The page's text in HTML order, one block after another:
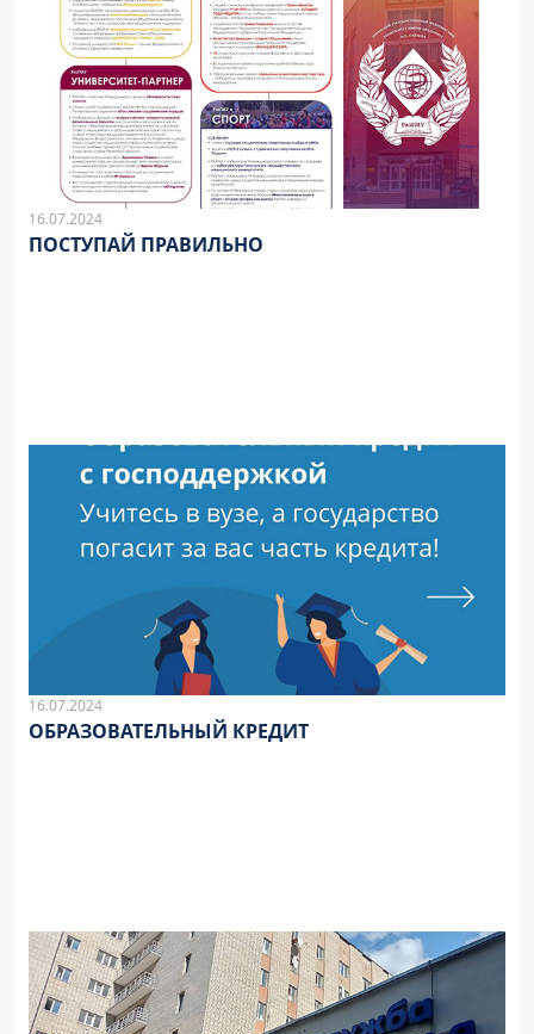
16.07.2024
ПОСТУПАЙ ПРАВИЛЬНО
16.07.2024
ОБРАЗОВАТЕЛЬНЫЙ КРЕДИТ